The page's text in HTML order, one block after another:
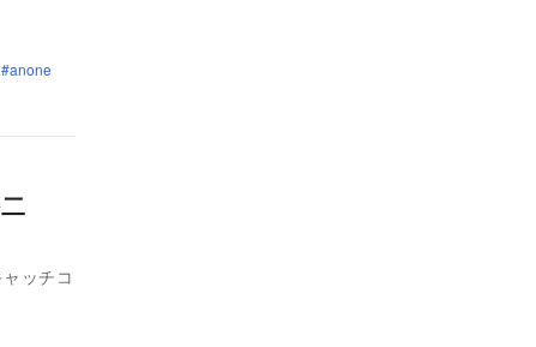
anone
二
ッチコ